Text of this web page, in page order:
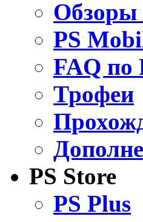
Обзоры
PS
FAQ по
Трофеи
PS Store
PS Plus